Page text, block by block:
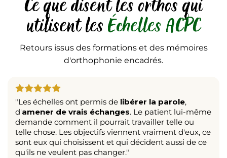
Ce que disent les orthos qui
utilisent lesÉchelles ACPC
Retours issus des formations et des mémoires
d'orthophonie encadrés.
"Les échelles ont permis de libérer la parole,
d'amener de vrais échanges. Le patient lui-même
demande comment il pourrait travailler telle ou
telle chose. Les objectifs viennent vraiment d'eux, ce
sont eux qui choisissent et qui décident aussi de ce
qu'ils ne veulent pas changer."